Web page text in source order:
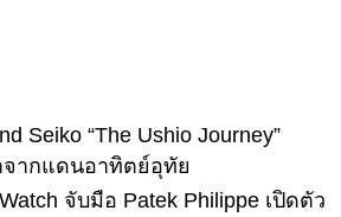
Seiko “The Ushio Journey”
ากแดนอาทิตย์อุทัย
จับมือ Patek Philippe เปิดตัว